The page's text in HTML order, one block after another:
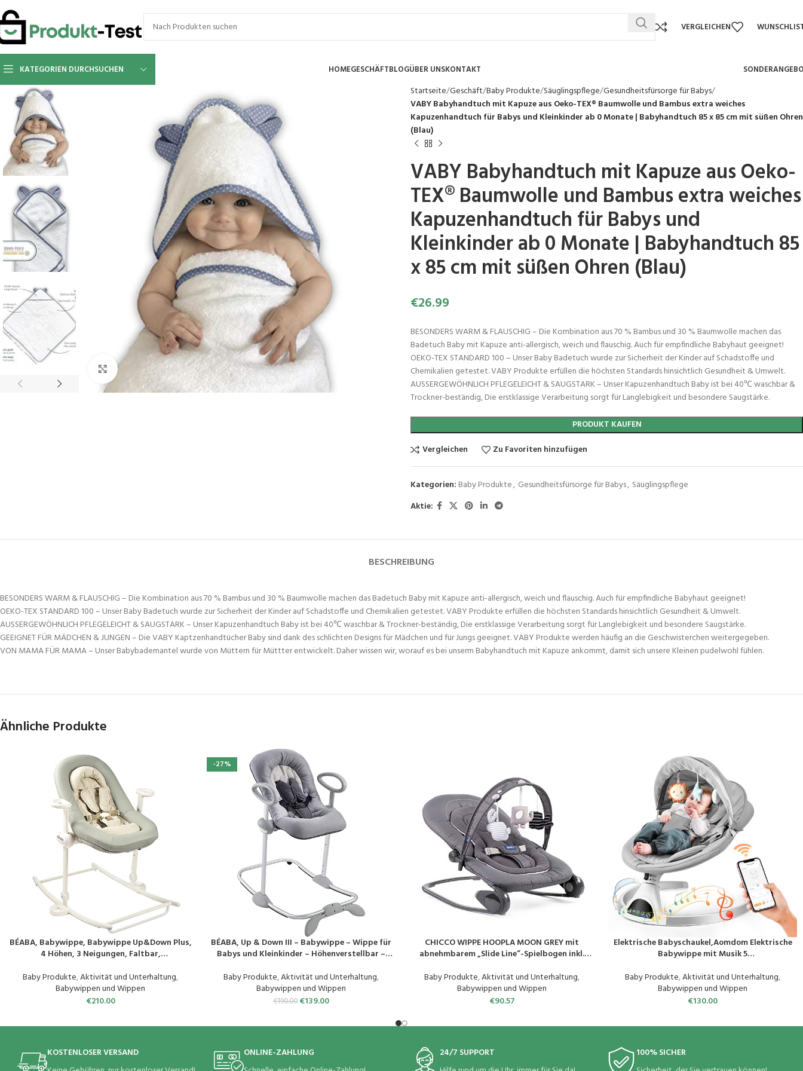
VERGLEICHEN
KATEGORIEN DURCHSUCHEN HOMEGESCHÄFTBLOGÜBER UNSKONTAKT
Click to enlarge
Startseite Geschäft Baby Produkte Säuglingspflege Gesundheitsfürsorge für Babys
VABY Babyhandtuch mit Kapuze aus Oeko-TEX® Baumwolle und Bambus extra weiches
Kapuzenhandtuch für Babys und Kleinkinder ab 0 Monate | Babyhandtuch 85 x 85 cm mit süßen Ohren
(Blau)
VABY Babyhandtuch mit Kapuze aus Oeko-
TEX® Baumwolle und Bambus extra weiches
Kapuzenhandtuch für Babys und
Kleinkinder ab 0 Monate | Babyhandtuch 85
x 85 cm mit süßen Ohren (Blau)
€26.99
BESONDERS WARM & FLAUSCHIG – Die Kombination aus 70 % Bambus und 30 % Baumwolle machen das
Badetuch Baby mit Kapuze anti-allergisch, weich und flauschig. Auch für empfindliche Babyhaut geeignet!
OEKO-TEX STANDARD 100 – Unser Baby Badetuch wurde zur Sicherheit der Kinder auf Schadstoffe und
Chemikalien getestet. VABY Produkte erfüllen die höchsten Standards hinsichtlich Gesundheit & Umwelt.
AUSSERGEWÖHNLICH PFLEGELEICHT & SAUGSTARK – Unser Kapuzenhandtuch Baby ist bei 40℃ waschbar &
Trockner-beständig, Die erstklassige Verarbeitung sorgt für Langlebigkeit und besondere Saugstärke.
PRODUKT KAUFEN
Vergleichen
Zu Favoriten hinzufügen
Kategorien: Baby Produkte, Gesundheitsfürsorge für Babys, Säuglingspflege
Aktie:
BESCHREIBUNG
BESONDERS WARM & FLAUSCHIG – Die Kombination aus 70 % Bambus und 30 % Baumwolle machen das Badetuch Baby mit Kapuze anti-allergisch, weich und flauschig. Auch für empfindliche Babyhaut geeignet!
OEKO-TEX STANDARD 100 – Unser Baby Badetuch wurde zur Sicherheit der Kinder auf Schadstoffe und Chemikalien getestet. VABY Produkte erfüllen die höchsten Standards hinsichtlich Gesundheit & Umwelt.
AUSSERGEWÖHNLICH PFLEGELEICHT & SAUGSTARK – Unser Kapuzenhandtuch Baby ist bei 40℃ waschbar & Trockner-beständig, Die erstklassige Verarbeitung sorgt für Langlebigkeit und besondere Saugstärke.
GEEIGNET FÜR MÄDCHEN & JUNGEN – Die VABY Kaptzenhandtücher Baby sind dank des schlichten Designs für Mädchen und für Jungs geeignet. VABY Produkte werden häufig an die Geschwisterchen weitergegeben.
VON MAMA FÜR MAMA – Unser Babybademantel wurde von Müttern für Müttter entwickelt. Daher wissen wir, worauf es bei unserm Babyhandtuch mit Kapuze ankommt, damit sich unsere Kleinen pudelwohl fühlen.
Ähnliche Produkte
PRODUKT KAUFEN
BÉABA, Babywippe, Babywippe Up&Down Plus,
4 Höhen, 3 Neigungen, Faltbar,
100% Baumwolle, hochwertige Verarbeitung, 5-
Punkt-Gurt, patentiert, Graugrün
Baby Produkte,Aktivität und Unterhaltung,
Babywippen und Wippen
€210.00
-27%
PRODUKT KAUFEN
BÉABA, Up & Down III – Babywippe – Wippe für
Babys und Kleinkinder – Höhenverstellbar –
– Ergonomisch und sicher – Grau
Baby Produkte,Aktivität und Unterhaltung,
Babywippen und Wippen
€190.00 €139.00
PRODUKT KAUFEN
CHICCO WIPPE HOOPLA MOON GREY mit
abnehmbarem „Slide Line“-Spielbogen inkl.
Sitzverkleinerer
Baby Produkte,Aktivität und Unterhaltung,
Babywippen und Wippen
€90.57
PRODUKT KAUFEN
Elektrische Babyschaukel,Aomdom Elektrische
Babywippe mit Musik 5
Liegestuhl 3 Timer mit mobiler App-
Steuerung/Fernbedienung bis 9kg Weiß
Baby Produkte,Aktivität und Unterhaltung,
Babywippen und Wippen
€130.00
KOSTENLOSER VERSAND
ONLINE-ZAHLUNG
24/7 SUPPORT
100% SICHER